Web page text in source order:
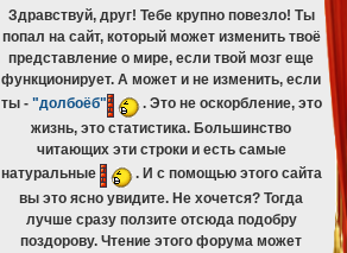
Здравствуй, друг! Тебе крупно повезло! Ты
попал на сайт, который может изменить твоё
представление о мире, если твой мозг еще
функционирует. А может и не изменить, если
ты - "долбоёб"
. Это не оскорбление, это
жизнь, это статистика. Большинство
читающих эти строки и есть самые
натуральные
. И с помощью этого сайта
вы это ясно увидите. Не хочется? Тогда
лучше сразу ползите отсюда подобру
поздорову. Чтение этого форума может